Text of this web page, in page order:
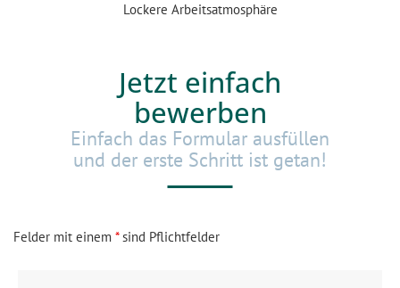
Lockere Arbeitsatmosphäre
Jetzt einfach
bewerben
Einfach das Formular ausfüllen
und der erste Schritt ist getan!
Felder mit einem *sind Pflichtfelder